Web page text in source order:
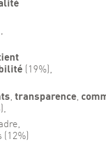
(19%),
transparence
(12%)